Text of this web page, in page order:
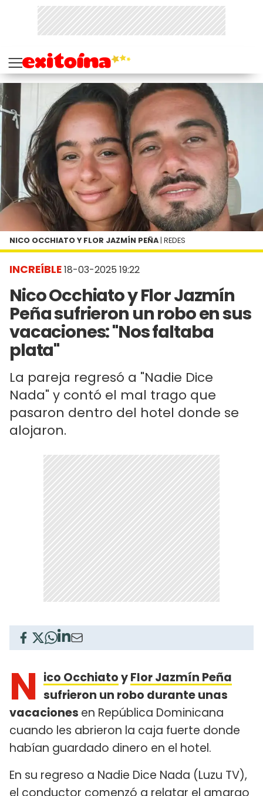
INCREÍBLE18-03-2025 19:22
Nico Occhiato y Flor Jazmín
Peña sufrieron un robo en sus
vacaciones: "Nos faltaba
plata"
La pareja regresó a "Nadie Dice
Nada" y contó el mal trago que
pasaron dentro del hotel donde se
alojaron.
NICO OCCHIATO Y FLOR JAZMÍN PEÑA | REDES
N ico OcchiatoyFlor Jazmín Peña
sufrieron un robo durante unas
vacaciones en República Dominicana
cuando les abrieron la caja fuerte donde
habían guardado dinero en el hotel.
En su regreso a Nadie Dice Nada (Luzu TV),
el conductor comenzó a relatar el amargo